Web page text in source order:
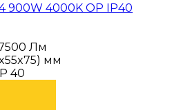
900W 4000K OP IP40
Лм
мм
40